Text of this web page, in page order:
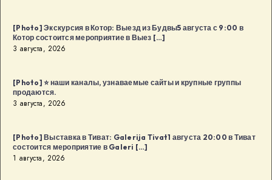
[Photo] Экскурсия в Котор: Выезд из Будвы5 августа с 9:00 в
Котор состоится мероприятие в Выез […]
3 августа, 2026
[Photo] ⭐️ наши каналы, узнаваемые сайты и крупные группы
продаются.
3 августа, 2026
[Photo] Выставка в Тиват: Galerija Tivat1 августа 20:00 в Тиват
состоится мероприятие в Galeri […]
1 августа, 2026